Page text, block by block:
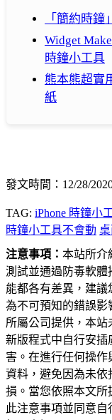
「簡約時
Widget
時鐘小工具
熊本熊超實
紙
發文時間：12/28/
TAG: iPhone 時鐘小
時鐘小工具不會動
注意事項： 本站所介
測試並通過防毒軟體
能都各有差異，建議
為不可預知的錯誤影
所屬公司提供，本
新版程式中自行安插
害。在進行任何操
資料，避免因為未依
損。當您依照本文所
此注意事項並同意自